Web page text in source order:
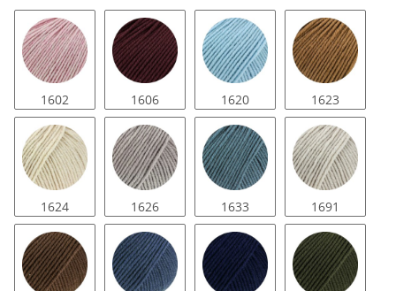
1602 1606 1620 1623
1624 1626 1633 1691